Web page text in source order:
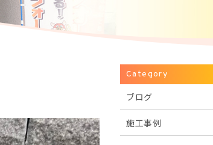
Category
ブログ
施工事例